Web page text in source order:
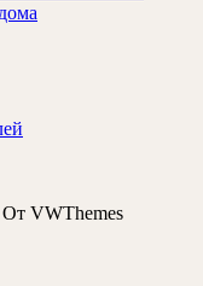
От VWThemes